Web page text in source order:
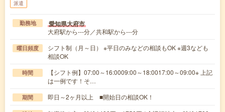
派遣
勤務地 愛知県大府市
大府駅から---分／共和駅から---分
曜日頻度
シフト制（月～日） ※平日のみなどの相談もOK ※週3なども
相談OK
時間
【シフト例】07:00～16:0009:00～18:0017:00～09:00※ 上記
は一例です！そ…
期間 即日～2ヶ月以上 ■開始日の相談OK！